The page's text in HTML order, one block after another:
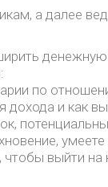
а далее
по
и как
выйти